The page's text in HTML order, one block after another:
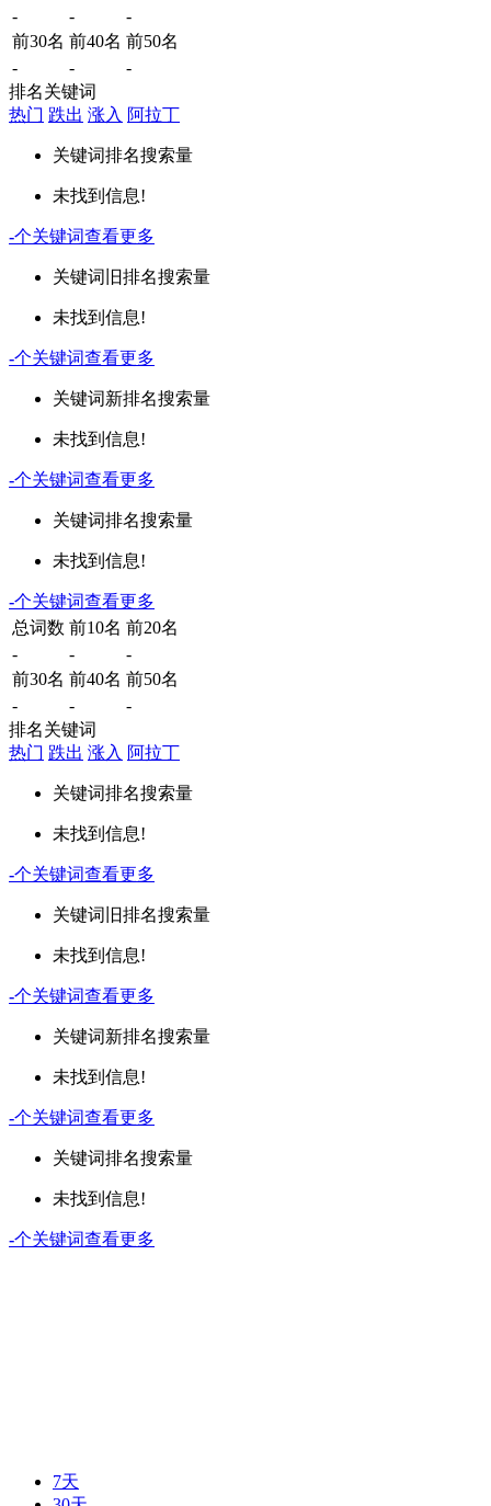
-
-
-
前30名 前40名 前50名
-
-
-
排名关键词
热门 跌出 涨入 阿拉丁
关键词排名搜索量
未找到信息!
-个关键词查看更多
关键词 旧排名搜索量
未找到信息!
-个关键词查看更多
关键词新排名搜索量
未找到信息!
-个关键词查看更多
关键词排名搜索量
未找到信息!
-个关键词查看更多
总词数 前10名 前20名
-
-
-
前30名 前40名 前50名
-
-
-
排名关键词
热门 跌出 涨入 阿拉丁
关键词排名搜索量
未找到信息!
-个关键词查看更多
关键词 旧排名搜索量
未找到信息!
-个关键词查看更多
关键词新排名搜索量
未找到信息!
-个关键词查看更多
关键词排名搜索量
未找到信息!
-个关键词查看更多
7天